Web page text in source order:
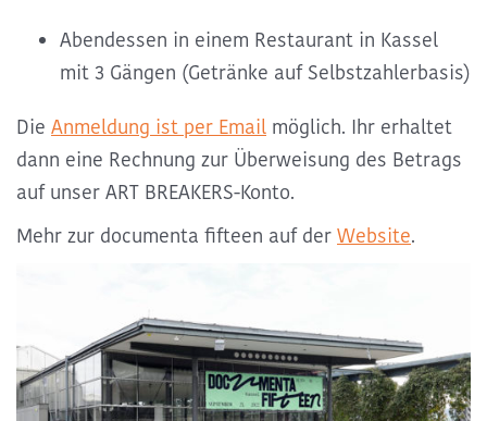
Abendessen in einem Restaurant in Kassel
mit 3 Gängen (Getränke auf Selbstzahlerbasis)
Die Anmeldung ist per Email möglich. Ihr erhaltet
dann eine Rechnung zur Überweisung des Betrags
auf unser ART BREAKERS-Konto.
Mehr zur documenta fifteen auf der Website.